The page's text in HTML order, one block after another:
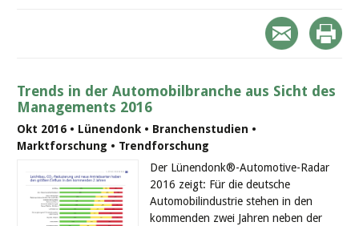
Trends in der Automobilbranche aus Sicht des
Managements 2016
Okt 2016 • Lünendonk • Branchenstudien •
Marktforschung • Trendforschung
Der Lünendonk®-Automotive-Radar
2016 zeigt: Für die deutsche
Automobilindustrie stehen in den
kommenden zwei Jahren neben der